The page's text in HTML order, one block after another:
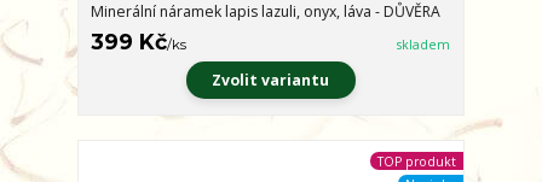
Minerální náramek lapis lazuli, onyx, láva - DŮVĚRA
399 Kč/ks skladem
Zvolit variantu
TOP produkt